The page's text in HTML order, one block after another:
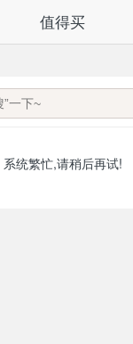
“奇兔客小程序”访问
值得买
系统繁忙,请稍后再试!